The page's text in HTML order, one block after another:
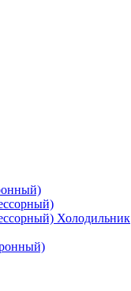
Холодильник